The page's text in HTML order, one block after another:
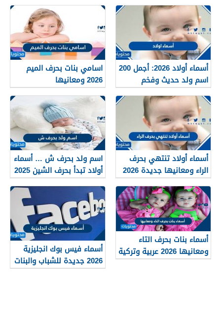
أسماء أولاد 2026: أجمل 200
اسم ولد حديث وفخم
بمعاني قوية
اسامي بنات بحرف الميم
2026 ومعانيها
أسماء أولاد تنتهي بحرف
الراء ومعانيها جديدة 2026
اسم ولد بحرف ش … أسماء
أولاد تبدأ بحرف الشين 2025
ومعانيها
أسماء بنات بحرف التاء
ومعانيها 2026 عربية وتركية
جميلة وجذابة
أسماء فيس بوك انجليزية
2026 جديدة للشباب والبنات